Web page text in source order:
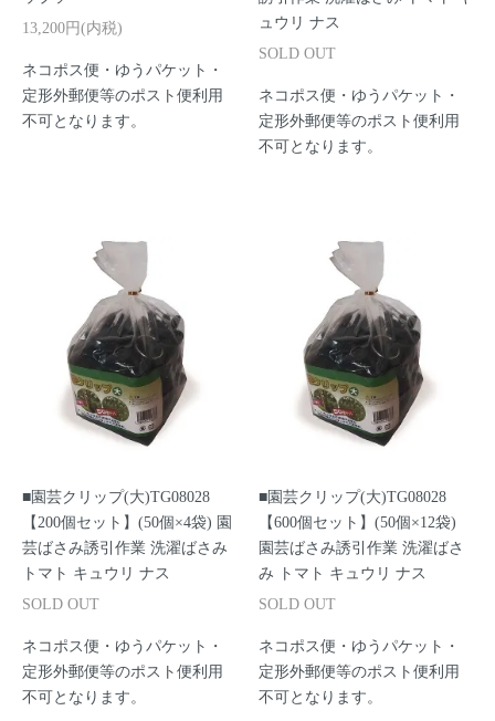
13,200円(内税)
ネコポス便・ゆうパケット・
定形外郵便等のポスト便利用
不可となります。
ュウリ ナス
SOLD OUT
ネコポス便・ゆうパケット・
定形外郵便等のポスト便利用
不可となります。
■園芸クリップ(大)TG08028
【200個セット】(50個×4袋) 園
芸ばさみ誘引作業 洗濯ばさみ
トマト キュウリ ナス
SOLD OUT
ネコポス便・ゆうパケット・
定形外郵便等のポスト便利用
不可となります。
■園芸クリップ(大)TG08028
【600個セット】(50個×12袋)
園芸ばさみ誘引作業 洗濯ばさ
み トマト キュウリ ナス
SOLD OUT
ネコポス便・ゆうパケット・
定形外郵便等のポスト便利用
不可となります。